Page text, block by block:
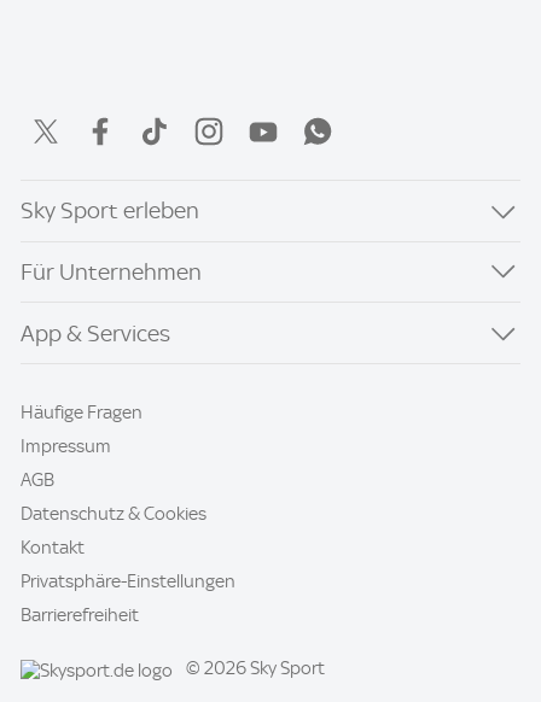
Sky Sport erleben
Für Unternehmen
App & Services
Häufige Fragen
Impressum
AGB
Datenschutz & Cookies
Kontakt
Privatsphäre-Einstellungen
Barrierefreiheit
© 2026 Sky Sport